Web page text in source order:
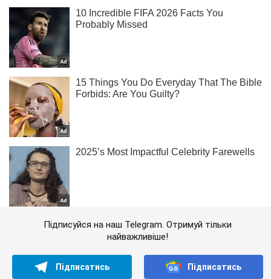
Підписуйся на наш Telegram. Отримуй тільки
найважливіше!
Підписатись Підписатись